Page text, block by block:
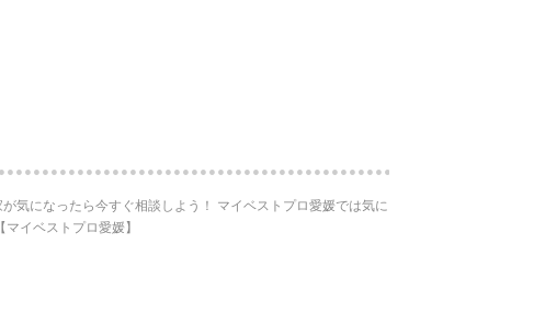
気になったら今すぐ相談しよう！ マイベストプロ愛媛では気に
イベストプロ愛媛】